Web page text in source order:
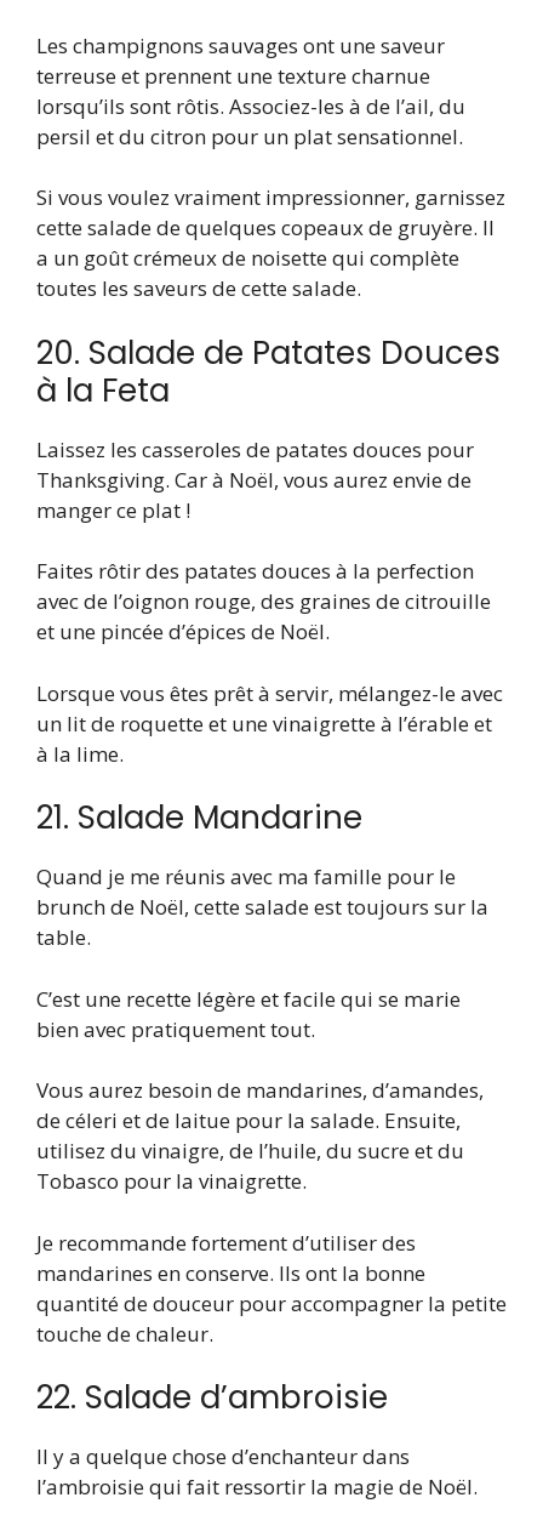
Les champignons sauvages ont une saveur
terreuse et prennent une texture charnue
lorsqu’ils sont rôtis. Associez-les à de l’ail, du
persil et du citron pour un plat sensationnel.
Si vous voulez vraiment impressionner, garnissez
cette salade de quelques copeaux de gruyère. Il
a un goût crémeux de noisette qui complète
toutes les saveurs de cette salade.
20. Salade de Patates Douces
à la Feta
Laissez les casseroles de patates douces pour
Thanksgiving. Car à Noël, vous aurez envie de
manger ce plat !
Faites rôtir des patates douces à la perfection
avec de l’oignon rouge, des graines de citrouille
et une pincée d’épices de Noël.
Lorsque vous êtes prêt à servir, mélangez-le avec
un lit de roquette et une vinaigrette à l’érable et
à la lime.
21. Salade Mandarine
Quand je me réunis avec ma famille pour le
brunch de Noël, cette salade est toujours sur la
table.
C’est une recette légère et facile qui se marie
bien avec pratiquement tout.
Vous aurez besoin de mandarines, d’amandes,
de céleri et de laitue pour la salade. Ensuite,
utilisez du vinaigre, de l’huile, du sucre et du
Tobasco pour la vinaigrette.
Je recommande fortement d’utiliser des
mandarines en conserve. Ils ont la bonne
quantité de douceur pour accompagner la petite
touche de chaleur.
22. Salade d’ambroisie
Il y a quelque chose d’enchanteur dans
l’ambroisie qui fait ressortir la magie de Noël.